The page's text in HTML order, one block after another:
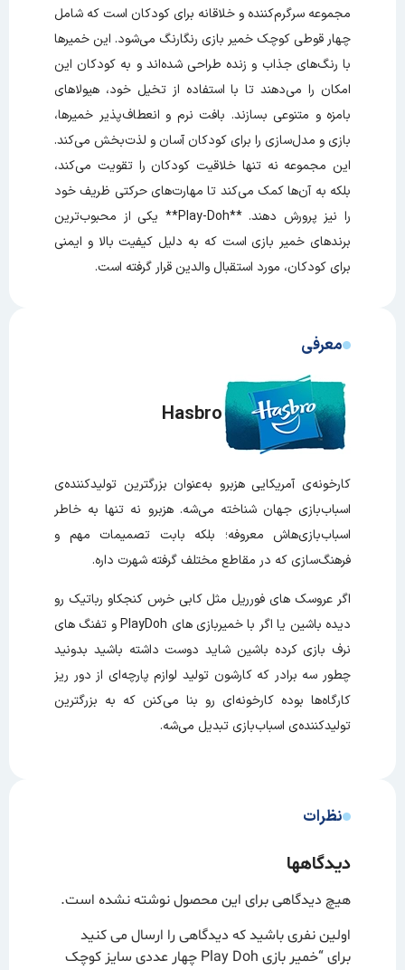
مجموعه سرگرم‌کننده و خلاقانه برای کودکان است که شامل
چهار قوطی کوچک خمیر بازی رنگارنگ می‌شود. این خمیرها
با رنگ‌های جذاب و زنده طراحی شده‌اند و به کودکان این
امکان را می‌دهند تا با استفاده از تخیل خود، هیولاهای
بامزه و متنوعی بسازند. بافت نرم و انعطاف‌پذیر خمیرها،
بازی و مدل‌سازی را برای کودکان آسان و لذت‌بخش می‌کند.
این مجموعه نه تنها خلاقیت کودکان را تقویت می‌کند،
بلکه به آن‌ها کمک می‌کند تا مهارت‌های حرکتی ظریف خود
را نیز پرورش دهند. **Play-Doh** یکی از محبوب‌ترین
برندهای خمیر بازی است که به دلیل کیفیت بالا و ایمنی
برای کودکان، مورد استقبال والدین قرار گرفته است.
معرفی
Hasbro
کارخونه‌ی آمریکایی هزبرو به‌عنوان بزرگترین تولیدکننده‌ی
اسباب‌بازی جهان شناخته می‌شه. هزبرو نه تنها به خاطر
اسباب‌بازی‌هاش معروفه؛ بلکه بابت تصمیمات مهم و
فرهنگ‌سازی که در مقاطع مختلف گرفته شهرت داره.
اگر عروسک های فورریل مثل کابی خرس کنجکاو رباتیک رو
دیده باشین یا اگر با خمیربازی های PlayDoh و تفنگ های
نرف بازی کرده باشین شاید دوست داشته باشید بدونید
چطور سه برادر که کارشون تولید لوازم پارچه‌ای از دور ریز
کارگاه‌‌ها بوده کارخونه‌ای رو بنا می‌کنن که به بزرگترین
تولیدکننده‌ی اسباب‌بازی تبدیل می‌شه.
نظرات
دیدگاهها
هیچ دیدگاهی برای این محصول نوشته نشده است.
اولین نفری باشید که دیدگاهی را ارسال می کنید
برای “خمیر بازی Play Doh چهار عددی سایز کوچک